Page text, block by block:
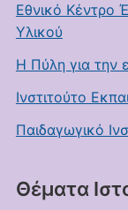
Εθνικό Κέντρο
Υλικού
Η Πύλη για την
Ινστιτούτο
Παιδαγωγικό
Θέματα